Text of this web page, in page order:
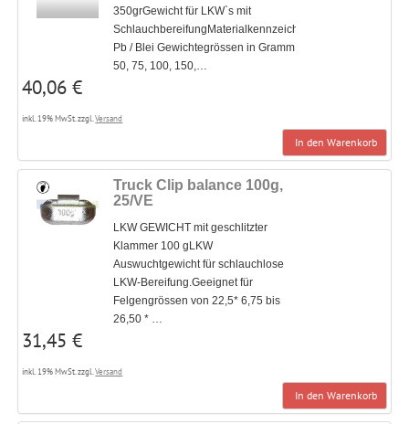
350grGewicht für LKW`s mit
SchlauchbereifungMaterialkennzeichung
Pb / Blei Gewichtegrössen in Gramm
50, 75, 100, 150,…
40,06 €
inkl. 19% MwSt. zzgl.Versand
In den Warenkorb
Truck Clip balance 100g,
25/VE
LKW GEWICHT mit geschlitzter
Klammer 100 gLKW
Auswuchtgewicht für schlauchlose
LKW-Bereifung.Geeignet für
Felgengrössen von 22,5* 6,75 bis
26,50 * …
31,45 €
inkl. 19% MwSt. zzgl.Versand
In den Warenkorb